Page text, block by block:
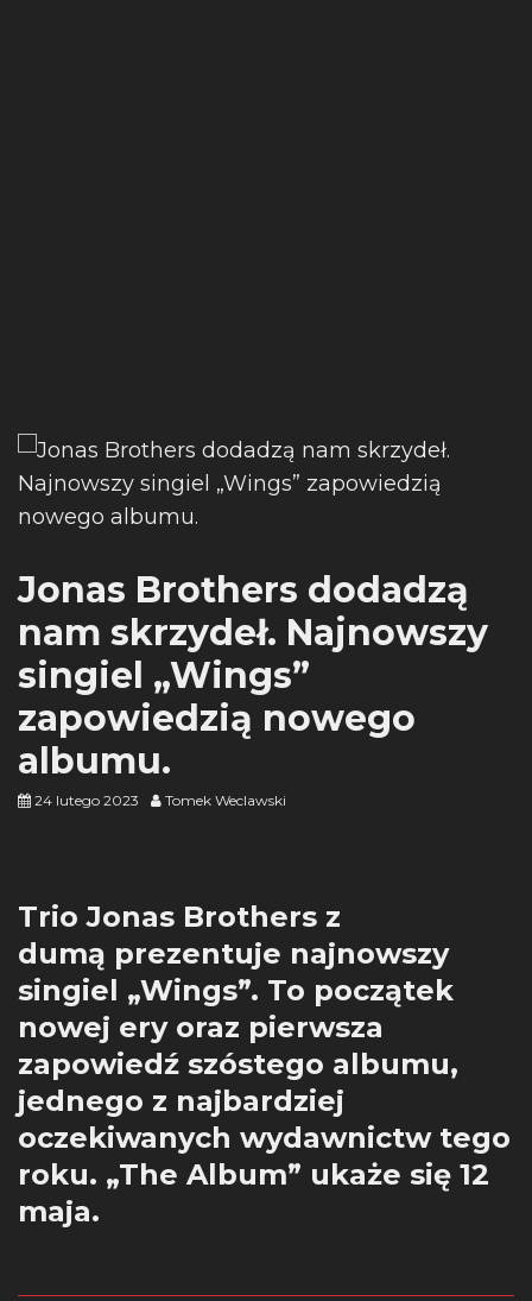
Jonas Brothers dodadzą
nam skrzydeł. Najnowszy
singiel „Wings”
zapowiedzią nowego
albumu.
24 lutego 2023 Tomek Weclawski
Trio Jonas Brothers z
dumą prezentuje najnowszy
singiel „Wings”. To początek
nowej ery oraz pierwsza
zapowiedź szóstego albumu,
jednego z najbardziej
oczekiwanych wydawnictw tego
roku. „The Album” ukaże się 12
maja.